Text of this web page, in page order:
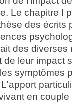
Le chapitre I
des écrits
des
de leur impact
symptômes
en